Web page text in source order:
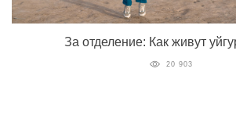
За отделение: Как живут
20 903